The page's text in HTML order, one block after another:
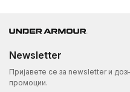
Newsletter
Пријавете се за newsletter и
промоции.